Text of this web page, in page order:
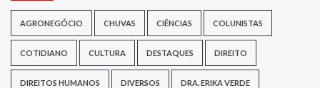
AGRONEGÓCIO CHUVAS CIÊNCIAS COLUNISTAS
COTIDIANO CULTURA DESTAQUES DIREITO
DIREITOS HUMANOS DIVERSOS DRA. ERIKA VERDE